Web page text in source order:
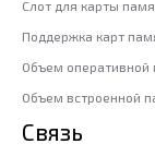
Слот для карты
Поддержка карт
Объем оперативной
Объем встроенной
Связь